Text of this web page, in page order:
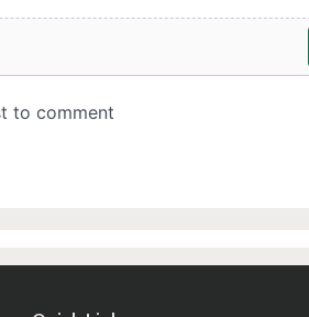
Quick Links